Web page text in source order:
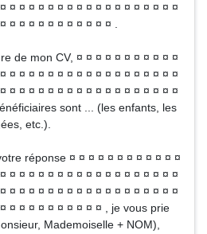
¤ ¤ ¤ ¤ ¤ ¤ ¤ ¤ ¤ ¤ ¤ ¤ ¤ ¤ ¤ ¤ ¤ ¤
¤ ¤ ¤ ¤ ¤ ¤ ¤ ¤ ¤ ¤ ¤ .
de mon CV, ¤ ¤ ¤ ¤ ¤ ¤ ¤ ¤ ¤ ¤ ¤
¤ ¤ ¤ ¤ ¤ ¤ ¤ ¤ ¤ ¤ ¤ ¤ ¤ ¤ ¤ ¤ ¤ ¤
¤ ¤ ¤ ¤ ¤ ¤ ¤ ¤ ¤ ¤ ¤ ¤ ¤ ¤ ¤ ¤ ¤ ¤
sont ... (les enfants, les
etc.).
réponse ¤ ¤ ¤ ¤ ¤ ¤ ¤ ¤ ¤ ¤ ¤ ¤
¤ ¤ ¤ ¤ ¤ ¤ ¤ ¤ ¤ ¤ ¤ ¤ ¤ ¤ ¤ ¤ ¤ ¤
¤ ¤ ¤ ¤ ¤ ¤ ¤ ¤ ¤ ¤ ¤ ¤ ¤ ¤ ¤ ¤ ¤ ¤
¤ ¤ ¤ ¤ ¤ ¤ ¤ ¤ ¤ ¤ , je vous prie
Mademoiselle + NOM),